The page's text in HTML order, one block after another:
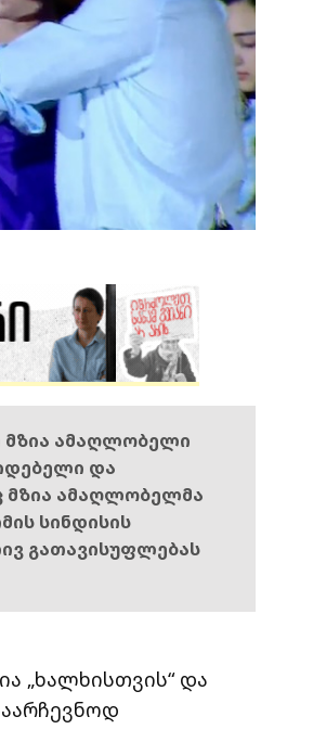
მზია ამაღლობელი
და
მზია ამაღლობელმა
სინდისის
გათავისუფლებას
„ხალხისთვის“ და